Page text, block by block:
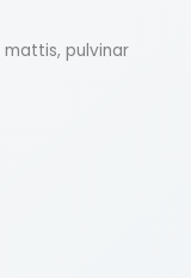
pulvinar